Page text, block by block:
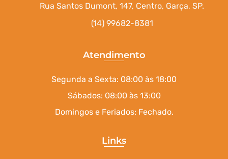
Rua Santos Dumont, 147, Centro, Garça, SP.
(14) 99682-8381
Atendimento
Segunda a Sexta: 08:00 às 18:00
Sábados: 08:00 às 13:00
Domingos e Feriados: Fechado.
Links